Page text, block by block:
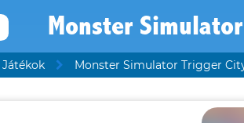
Monster
Játékok Monster Simulator Trigger